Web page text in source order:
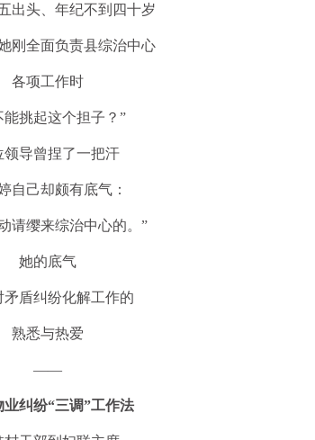
出头、年纪不到四十岁
刚全面负责县综治中心
各项工作时
能挑起这个担子？”
领导曾捏了一把汗
自己却颇有底气：
请缨来综治中心的。”
她的底气
矛盾纠纷化解工作的
熟悉与热爱
——
业纠纷“三调”工作法